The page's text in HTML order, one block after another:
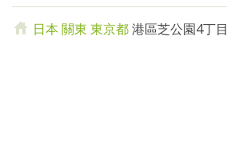
日本 關東 東京都港區芝公園4丁目